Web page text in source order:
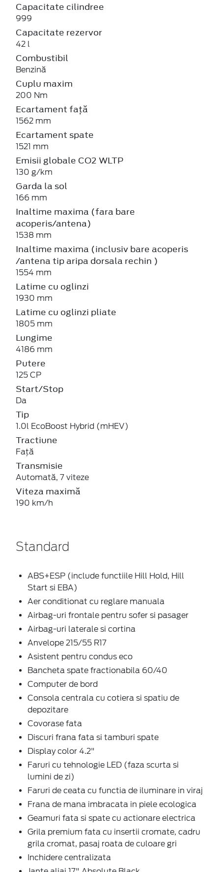
Capacitate cilindree
999
Capacitate rezervor
42 l
Combustibil
Benzină
Cuplu maxim
200 Nm
Ecartament față
1562 mm
Ecartament spate
1521 mm
Emisii globale CO2 WLTP
130 g/km
Garda la sol
166 mm
Inaltime maxima (fara bare
acoperis/antena)
1538 mm
Inaltime maxima (inclusiv bare acoperis
/antena tip aripa dorsala rechin )
1554 mm
Latime cu oglinzi
1930 mm
Latime cu oglinzi pliate
1805 mm
Lungime
4186 mm
Putere
125 CP
Start/Stop
Da
Tip
1.0l EcoBoost Hybrid (mHEV)
Tractiune
Față
Transmisie
Automată, 7 viteze
Viteza maximă
190 km/h
Standard
ABS+ESP (include functiile Hill Hold, Hill
Start si EBA)
Aer conditionat cu reglare manuala
Airbag-uri frontale pentru sofer si pasager
Airbag-uri laterale si cortina
Anvelope 215/55 R17
Asistent pentru condus eco
Bancheta spate fractionabila 60/40
Computer de bord
Consola centrala cu cotiera si spatiu de
depozitare
Covorase fata
Discuri frana fata si tamburi spate
Display color 4.2"
Faruri cu tehnologie LED (faza scurta si
lumini de zi)
Faruri de ceata cu functia de iluminare in viraj
Frana de mana imbracata in piele ecologica
Geamuri fata si spate cu actionare electrica
Grila premium fata cu insertii cromate, cadru
grila cromat, pasaj roata de culoare gri
Inchidere centralizata